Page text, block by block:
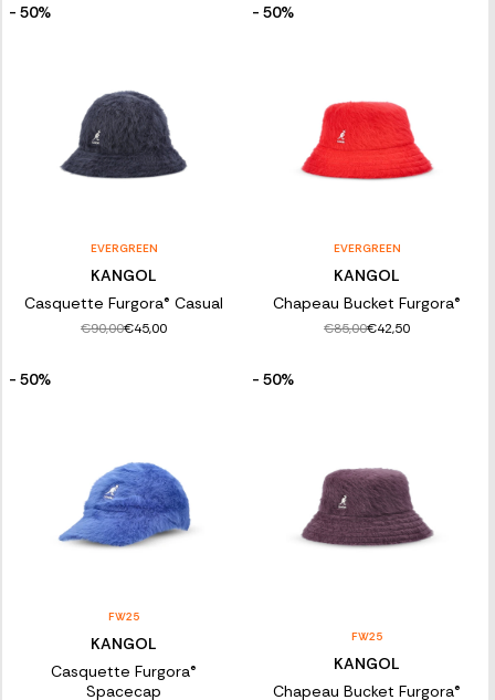
- 50%
EVERGREEN
KANGOL
Casquette Furgora® Casual
€90,00€45,00
- 50%
EVERGREEN
KANGOL
Chapeau Bucket Furgora®
€85,00€42,50
- 50%
FW25
KANGOL
Casquette Furgora®
Spacecap
- 50%
FW25
KANGOL
Chapeau Bucket Furgora®